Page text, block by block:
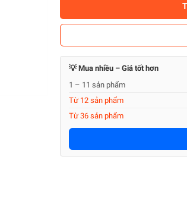
💡 Mua nhiều – Giá tốt hơn
1 – 11 sản phẩm
Từ 12 sản phẩm
Từ 36 sản phẩm